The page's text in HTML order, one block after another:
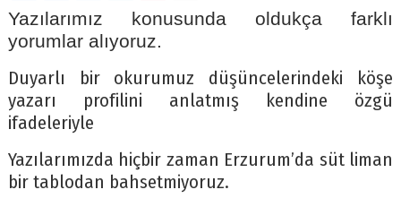
Yazılarımız konusunda oldukça farklı
yorumlar alıyoruz.
Duyarlı bir okurumuz düşüncelerindeki köşe
yazarı profilini anlatmış kendine özgü
ifadeleriyle
Yazılarımızda hiçbir zaman Erzurum’da süt liman
bir tablodan bahsetmiyoruz.